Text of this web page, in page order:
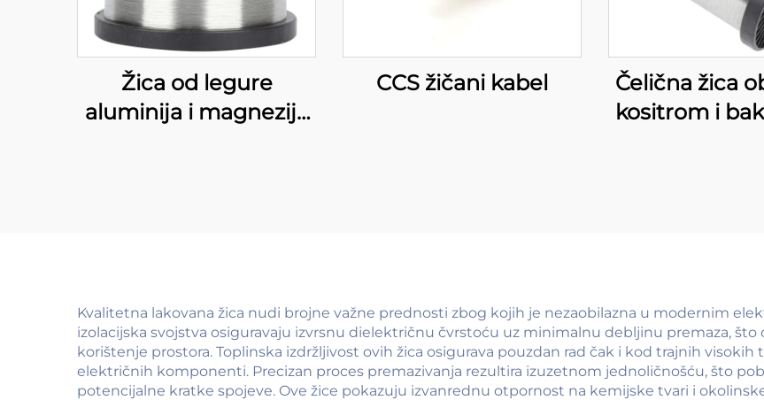
Žica od legure
aluminija i magnezija
CCS žičani kabel
Čelična žica
kositrom i
Kvalitetna lakovana žica nudi brojne važne prednosti zbog kojih je nezaobilazna u modernim
izolacijska svojstva osiguravaju izvrsnu dielektričnu čvrstoću uz minimalnu debljinu premaza,
korištenje prostora. Toplinska izdržljivost ovih žica osigurava pouzdan rad čak i kod trajnih
električnih komponenti. Precizan proces premazivanja rezultira izuzetnom jednoličnošću, što
potencijalne kratke spojeve. Ove žice pokazuju izvanrednu otpornost na kemijske tvari i